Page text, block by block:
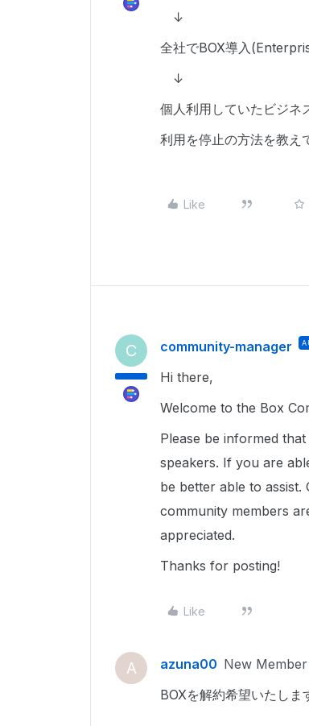
↓
全社でBOX導入
↓
個人利用していた ビジネ
利用を停止の方法を教え
Like
C community-manager
Hi there,
Welcome to the Box
Please be informed
speakers. If you are
be better able to
community members
appreciated.
Thanks for posting!
Like
A azuna00 New Member
BOXを解約希望いたしま